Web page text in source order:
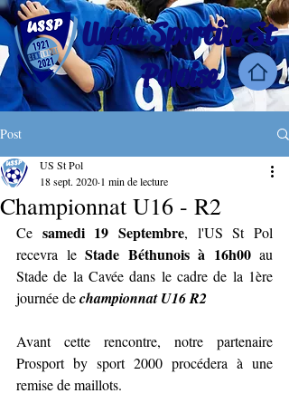
Union Sportive St
Poloise
Post
Championnat U16 - R2
US St Pol
18 sept. 2020 1 min de lecture
Ce samedi 19 Septembre, l'US St Pol
recevra le Stade Béthunois à 16h00 au
Stade de la Cavée dans le cadre de la 1ère
journée de championnat U16 R2
Avant cette rencontre, notre partenaire
Prosport by sport 2000 procédera à une
remise de maillots.